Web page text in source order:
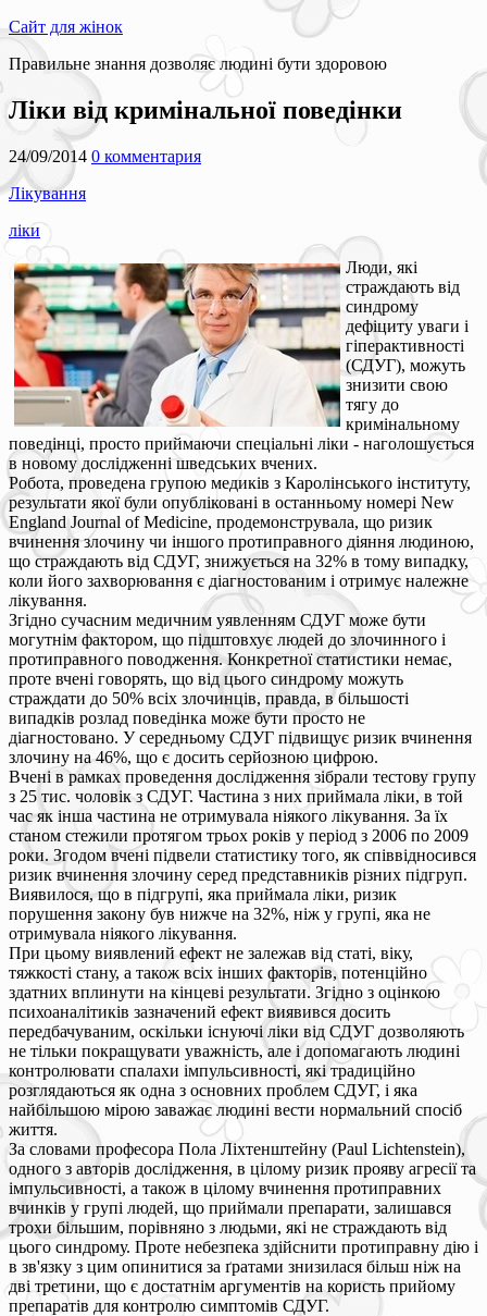
Сайт для жінок
Правильне знання дозволяє людині бути здоровою
Ліки від кримінальної поведінки
24/09/2014 0 комментария
Лікування
ліки
Люди, які
страждають від
синдрому
дефіциту уваги і
гіперактивності
(СДУГ), можуть
знизити свою
тягу до
кримінальному
поведінці, просто приймаючи спеціальні ліки - наголошується
в новому дослідженні шведських вчених.
Робота, проведена групою медиків з Каролінського інституту,
результати якої були опубліковані в останньому номері New
England Journal of Medicine, продемонструвала, що ризик
вчинення злочину чи іншого протиправного діяння людиною,
що страждають від СДУГ, знижується на 32% в тому випадку,
коли його захворювання є діагностованим і отримує належне
лікування.
Згідно сучасним медичним уявленням СДУГ може бути
могутнім фактором, що підштовхує людей до злочинного і
протиправного поводження. Конкретної статистики немає,
проте вчені говорять, що від цього синдрому можуть
страждати до 50% всіх злочинців, правда, в більшості
випадків розлад поведінка може бути просто не
діагностовано. У середньому СДУГ підвищує ризик вчинення
злочину на 46%, що є досить серйозною цифрою.
Вчені в рамках проведення дослідження зібрали тестову групу
з 25 тис. чоловік з СДУГ. Частина з них приймала ліки, в той
час як інша частина не отримувала ніякого лікування. За їх
станом стежили протягом трьох років у період з 2006 по 2009
роки. Згодом вчені підвели статистику того, як співвідносився
ризик вчинення злочину серед представників різних підгруп.
Виявилося, що в підгрупі, яка приймала ліки, ризик
порушення закону був нижче на 32%, ніж у групі, яка не
отримувала ніякого лікування.
При цьому виявлений ефект не залежав від статі, віку,
тяжкості стану, а також всіх інших факторів, потенційно
здатних вплинути на кінцеві результати. Згідно з оцінкою
психоаналітиків зазначений ефект виявився досить
передбачуваним, оскільки існуючі ліки від СДУГ дозволяють
не тільки покращувати уважність, але і допомагають людині
контролювати спалахи імпульсивності, які традиційно
розглядаються як одна з основних проблем СДУГ, і яка
найбільшою мірою заважає людині вести нормальний спосіб
життя.
За словами професора Пола Ліхтенштейну (Paul Lichtenstein),
одного з авторів дослідження, в цілому ризик прояву агресії та
імпульсивності, а також в цілому вчинення протиправних
вчинків у групі людей, що приймали препарати, залишався
трохи більшим, порівняно з людьми, які не страждають від
цього синдрому. Проте небезпека здійснити протиправну дію і
в зв'язку з цим опинитися за ґратами знизилася більш ніж на
дві третини, що є достатнім аргументів на користь прийому
препаратів для контролю симптомів СДУГ.